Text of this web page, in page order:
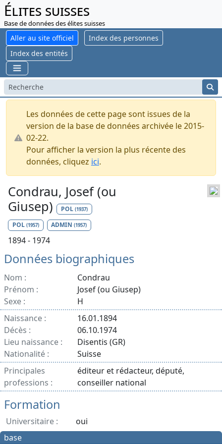
Élites suisses
Base de données des élites suisses
Aller au site officiel
Index des personnes
Index des entités
Les données de cette page sont issues de la
version de la base de données archivée le 2015-
02-22.
Pour afficher la version la plus récente des
données, cliquez ici.
Condrau, Josef (ou
Giusep)
POL (1937)
POL (1957) ADMIN(1957)
1894 - 1974
Données biographiques
Nom :
Condrau
Prénom :
Josef (ou Giusep)
Sexe :
H
Naissance :
16.01.1894
Décès :
06.10.1974
Lieu naissance :
Disentis (GR)
Nationalité :
Suisse
Principales
professions :
éditeur et rédacteur, député,
conseiller national
Formation
Universitaire :
oui
base